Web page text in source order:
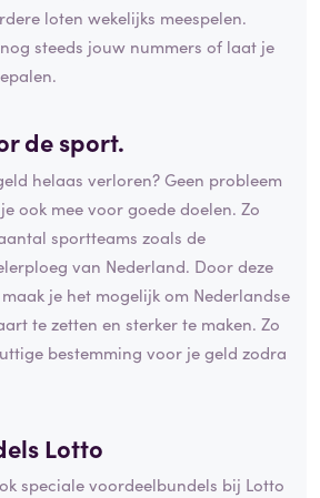
loten wekelijks meespelen.
steeds jouw nummers of laat je
de sport.
helaas verloren? Geen probleem
ook mee voor goede doelen. Zo
sportteams zoals de
van Nederland. Door deze
je het mogelijk om Nederlandse
te zetten en sterker te maken. Zo
bestemming voor je geld zodra
Lotto
speciale voordeelbundels bij Lotto